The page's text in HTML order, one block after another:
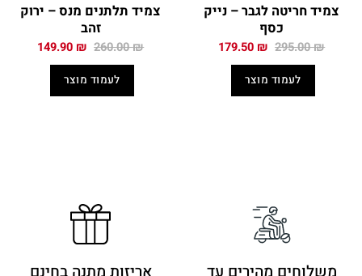
צמיד חריטה לגבר – נייק
כסף
295.00₪ המחיר
295.00 ₪.
179.50₪ המחיר
לעמוד מוצר
צמיד תלתנים מנס – ירוק
זהב
260.00₪ המחיר
260.00 ₪.
149.90₪ המחיר
לעמוד מוצר